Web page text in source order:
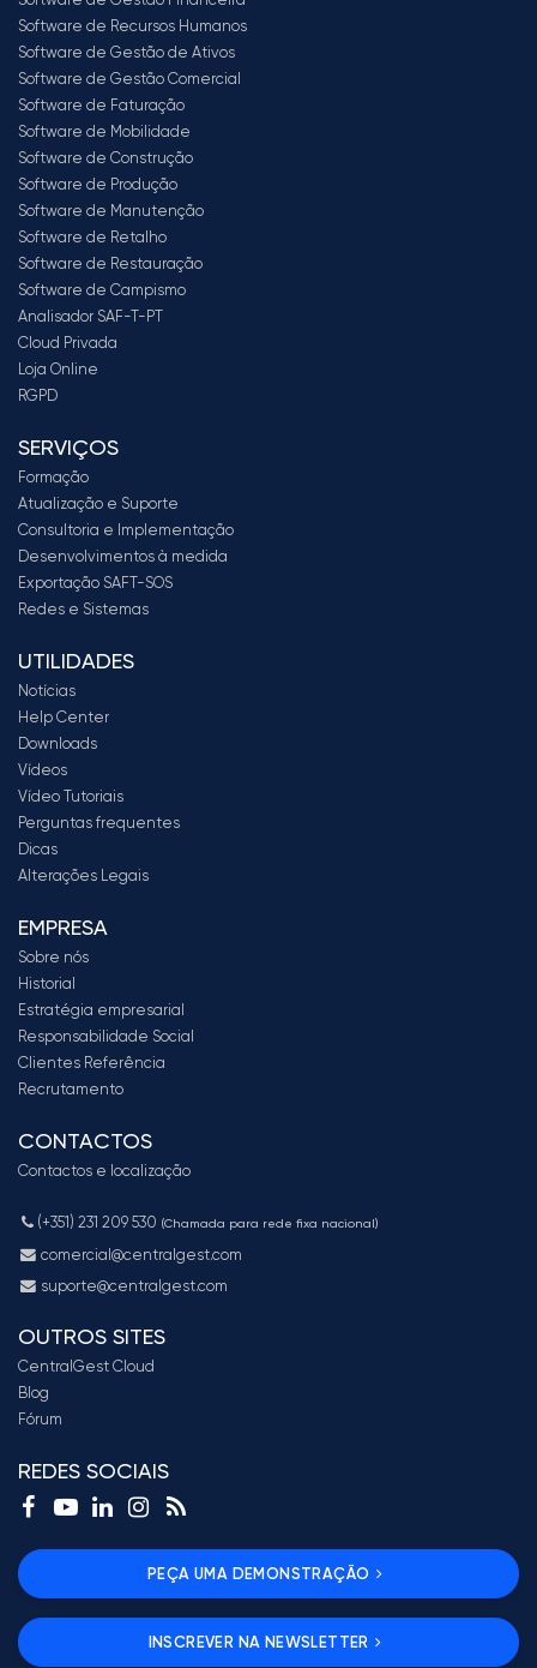
Software de Recursos Humanos
Software de Gestão de Ativos
Software de Gestão Comercial
Software de Faturação
Software de Mobilidade
Software de Construção
Software de Produção
Software de Manutenção
Software de Retalho
Software de Restauração
Software de Campismo
Analisador SAF-T-PT
Cloud Privada
Loja Online
RGPD
SERVIÇOS
Formação
Atualização e Suporte
Consultoria e Implementação
Desenvolvimentos à medida
Exportação SAFT-SOS
Redes e Sistemas
UTILIDADES
Notícias
Help Center
Downloads
Vídeos
Vídeo Tutoriais
Perguntas frequentes
Dicas
Alterações Legais
EMPRESA
Sobre nós
Historial
Estratégia empresarial
Responsabilidade Social
Clientes Referência
Recrutamento
CONTACTOS
Contactos e localização
(+351) 231 209 530 (Chamada para rede fixa nacional)
comercial@centralgest.com
suporte@centralgest.com
OUTROS SITES
CentralGest Cloud
Blog
Fórum
REDES SOCIAIS
PEÇA UMA DEMONSTRAÇÃO
INSCREVER NA NEWSLETTER